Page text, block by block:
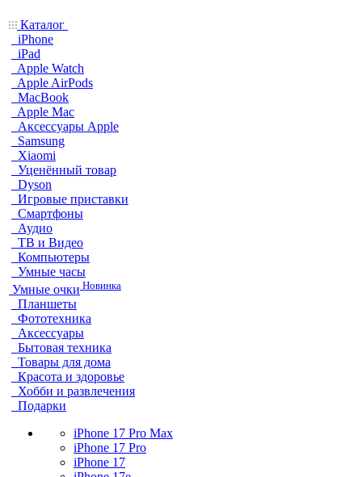
Каталог
iPhone
iPad
Apple Watch
Apple AirPods
MacBook
Apple Mac
Аксессуары Apple
Samsung
Xiaomi
Уценённый товар
Dyson
Игровые приставки
Смартфоны
Аудио
ТВ и Видео
Компьютеры
Умные часы
Умные очки Новинка
Планшеты
Фототехника
Аксессуары
Бытовая техника
Товары для дома
Красота и здоровье
Хобби и развлечения
Подарки
iPhone 17 Pro Max
iPhone 17 Pro
iPhone 17